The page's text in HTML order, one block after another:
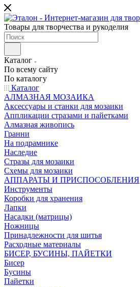
Товары для творчества и рукоделия
Каталог
По всему сайту
По каталогу
Каталог
АЛМАЗНАЯ МОЗАИКА
Аксессуары и станки для мозаики
Аппликации стразами и пайетками
Алмазная живопись
Гранни
На подрамнике
Наследие
Стразы для мозаики
Схемы для мозаики
АППАРАТЫ И ПРИСПОСОБЛЕНИЯ
Инструменты
Коробки для хранения
Лапки
Насадки (матрицы)
Ножницы
Принадлежности для шитья
Расходные материалы
БИСЕР, БУСИНЫ, ПАЙЕТКИ
Бисер
Бусины
Пайетки